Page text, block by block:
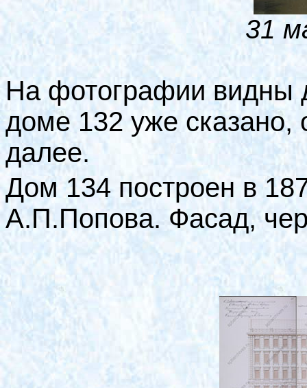
31
На фотографии видны
доме 132 уже
далее.
Дом 134 построен в
А.П.Попова. Фасад,